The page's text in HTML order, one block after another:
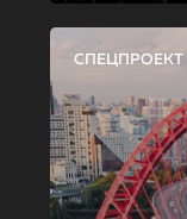
СПЕЦПРОЕКТ